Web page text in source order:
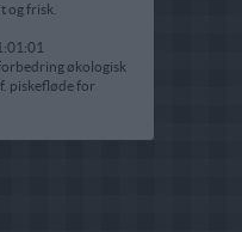
og frisk.
økologisk
piskefløde for